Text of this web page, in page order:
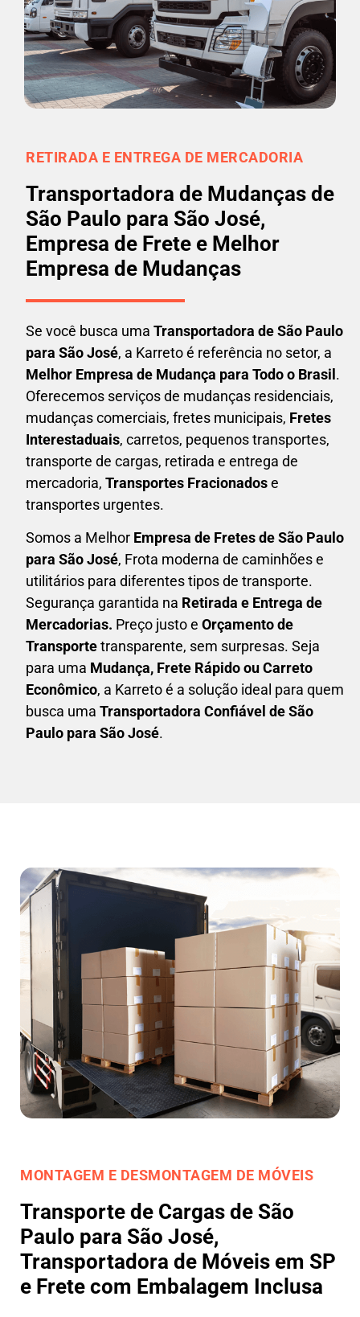
RETIRADA E ENTREGA DE MERCADORIA
Transportadora de Mudanças de
São Paulo para São José,
Empresa de Frete e Melhor
Empresa de Mudanças
Se você busca uma Transportadora de São Paulo
para São José, a Karreto é referência no setor, a
Melhor Empresa de Mudança para Todo o Brasil.
Oferecemos serviços de mudanças residenciais,
mudanças comerciais, fretes municipais, Fretes
Interestaduais, carretos, pequenos transportes,
transporte de cargas, retirada e entrega de
mercadoria, Transportes Fracionadose
transportes urgentes.
Somos a Melhor Empresa de Fretesde São Paulo
para São José, Frota moderna de caminhões e
utilitários para diferentes tipos de transporte.
Segurança garantida na Retirada e Entrega de
Mercadorias. Preço justo e Orçamento de
Transportetransparente, sem surpresas. Seja
para uma Mudança, Frete Rápido ou Carreto
Econômico, a Karretoé a solução ideal para quem
busca uma Transportadora Confiável de São
Paulo para São José.
MONTAGEM E DESMONTAGEM DE MÓVEIS
Transporte de Cargas de São
Paulo para São José,
Transportadora de Móveis em SP
e Frete com Embalagem Inclusa